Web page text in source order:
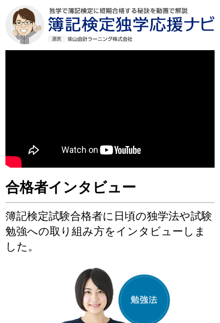
合格者インタビュー
簿記検定試験合格者に日頃の独学法や試験
勉強への取り組み方をインタビューしま
した。